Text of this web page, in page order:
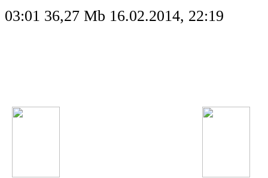
03:01 36,27 Mb 16.02.2014, 22:19